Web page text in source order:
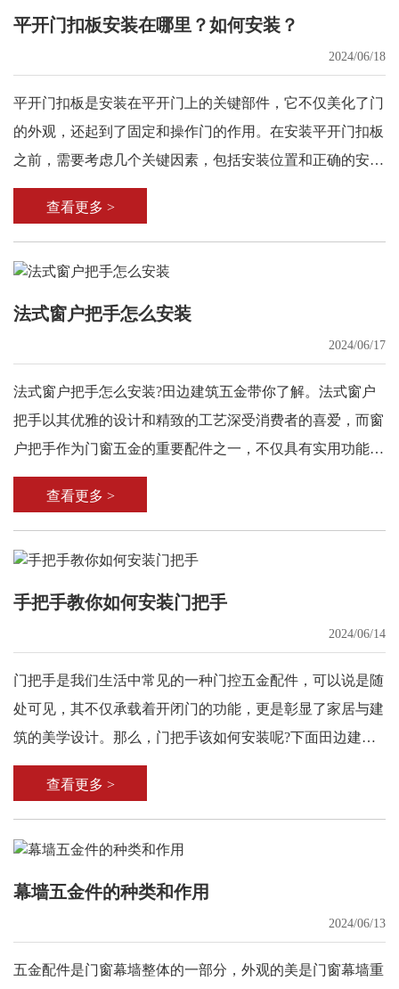
平开门扣板安装在哪里？如何安装？
2024/06/18
平开门扣板是安装在平开门上的关键部件，它不仅美化了门
的外观，还起到了固定和操作门的作用。在安装平开门扣板
之前，需要考虑几个关键因素，包括安装位置和正确的安装
方法。
查看更多 >
法式窗户把手怎么安装
2024/06/17
法式窗户把手怎么安装?田边建筑五金带你了解。法式窗户
把手以其优雅的设计和精致的工艺深受消费者的喜爱，而窗
户把手作为门窗五金的重要配件之一，不仅具有实用功能，
还能起到装饰作用。
查看更多 >
手把手教你如何安装门把手
2024/06/14
门把手是我们生活中常见的一种门控五金配件，可以说是随
处可见，其不仅承载着开闭门的功能，更是彰显了家居与建
筑的美学设计。那么，门把手该如何安装呢?下面田边建筑
五金件为大家介绍。
查看更多 >
幕墙五金件的种类和作用
2024/06/13
五金配件是门窗幕墙整体的一部分，外观的美是门窗幕墙重